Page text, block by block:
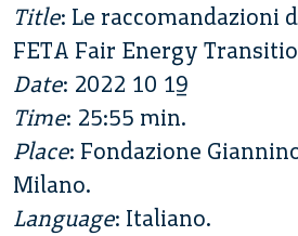
Title: Le raccomandazioni
FETA Fair Energy
Date: 2022 10 19
Time: 25:55 min.
Place: Fondazione
Milano.
Language: Italiano.